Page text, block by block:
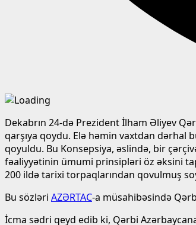
Dekabrın 24-də Prezident İlham Əliyev
qarşıya qoydu. Elə həmin vaxtdan dərhal
qoyuldu. Bu Konsepsiya, əslində, bir
fəaliyyətinin ümumi prinsipləri öz əksini
200 ildə tarixi torpaqlarından qovulmuş
Bu sözləri AZƏRTAC-a müsahibəsində
İcma sədri qeyd edib ki, Qərbi